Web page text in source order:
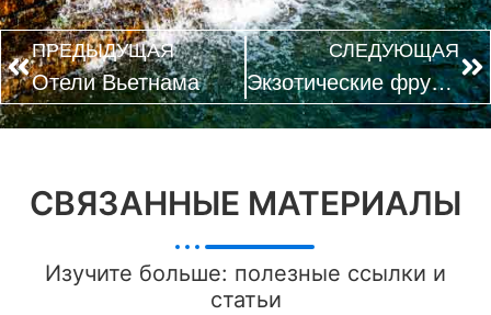
ПРЕДЫДУЩАЯ
Отели Вьетнама
СЛЕДУЮЩАЯ
Экзотические фрукты Вьетнама
СВЯЗАННЫЕ МАТЕРИАЛЫ
Изучите больше: полезные ссылки и
статьи